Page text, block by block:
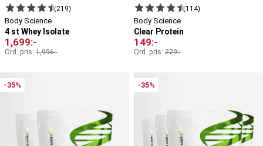
(219)
Body Science
4 st Whey Isolate
1,699:-
Ord. pris: 1,996:-
(114)
Body Science
Clear Protein
149:-
Ord. pris: 229:-
-35% -35%